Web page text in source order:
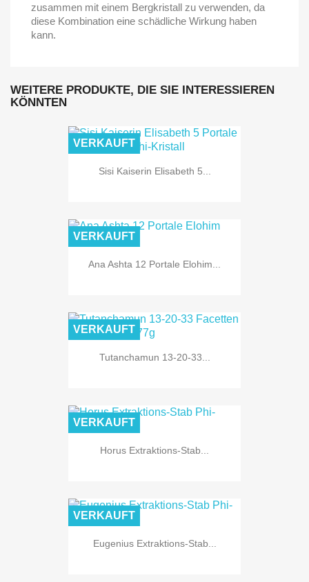
zusammen mit einem Bergkristall zu verwenden, da
diese Kombination eine schädliche Wirkung haben
kann.
WEITERE PRODUKTE, DIE SIE INTERESSIEREN
KÖNNTEN
Sisi Kaiserin Elisabeth 5...
VERKAUFT
Ana Ashta 12 Portale Elohim...
VERKAUFT
Tutanchamun 13-20-33...
VERKAUFT
Horus Extraktions-Stab...
VERKAUFT
Eugenius Extraktions-Stab...
VERKAUFT